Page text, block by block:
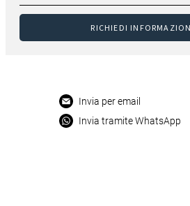
RICHIEDI
Invia per email
Invia tramite WhatsApp